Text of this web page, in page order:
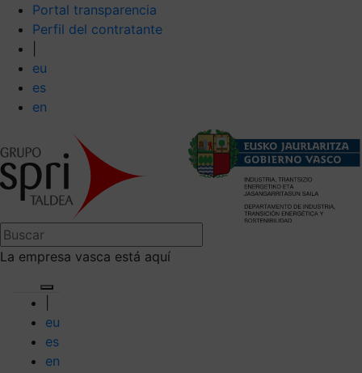
Portal transparencia
Perfil del contratante
eu
es
en
La empresa vasca está aquí
eu
es
en